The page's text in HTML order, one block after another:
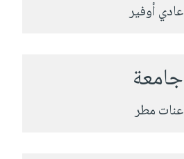
عادي أوفير
جامعة
عنات مطر